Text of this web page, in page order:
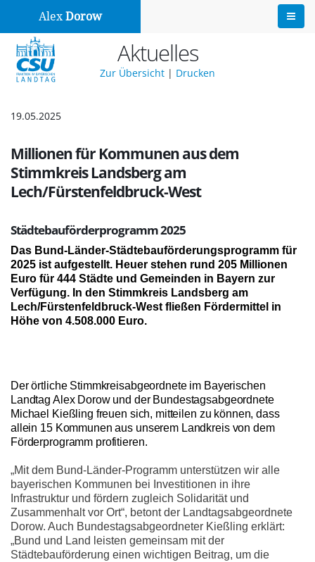
AlexDorow
Aktuelles
Zur Übersicht | Drucken
19.05.2025
Millionen für Kommunen aus dem
Stimmkreis Landsberg am
Lech/Fürstenfeldbruck-West
Städtebauförderprogramm 2025
Das Bund-Länder-Städtebauförderungsprogramm für
2025 ist aufgestellt. Heuer stehen rund 205 Millionen
Euro für 444 Städte und Gemein­den in Bayern zur
Verfügung. In den Stimmkreis Landsberg am
Lech/Fürstenfeldbruck-West fließen Fördermittel in
Höhe von 4.508.000 Euro.
Der örtliche Stimmkreisabgeordnete im Bayerischen
Landtag Alex Dorow und der Bundestagsabgeordnete
Michael Kießling freuen sich, mitteilen zu können, dass
allein 15 Kommunen aus unserem Landkreis von dem
Förderprogramm profitieren.
Mit dem Bund-Länder-Programm unterstützen wir alle
bayerischen Kommunen bei Investitionen in ihre
Infrastruktur und fördern zugleich Solidarität und
Zusammenhalt vor Ort“, betont der Landtagsabgeordnete
Dorow. Auch Bundestagsabgeordneter Kießling erklärt:
Bund und Land leisten gemeinsam mit der
Städtebauförderung einen wichtigen Beitrag, um die